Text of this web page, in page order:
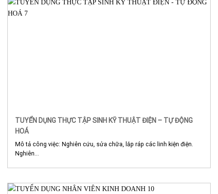
TUYỂN DỤNG THỰC TẬP SINH KỸ THUẬT ĐIỆN – TỰ ĐỘNG
HOÁ
Mô tả công việc: Nghiên cứu, sửa chữa, lắp ráp các linh kiện điện.
Nghiên...